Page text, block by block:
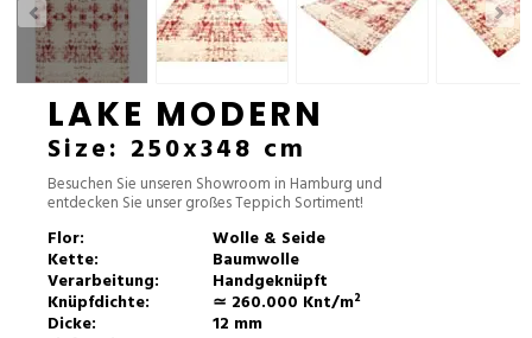
LAKE MODERN
Size: 250x348 cm
Besuchen Sie unseren Showroom in Hamburg und
entdecken Sie unser großes Teppich Sortiment!
Flor: Wolle & Seide
Kette: Baumwolle
Verarbeitung: Handgeknüpft
Knüpfdichte: ≃ 260.000 Knt/m²
Dicke: 12 mm